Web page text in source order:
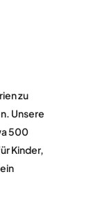
zu
Unsere
500
Kinder,